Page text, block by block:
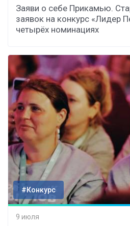
Заяви о себе Прикамью.
заявок на конкурс «Лидер
четырёх номинациях
#Конкурс
9 июля